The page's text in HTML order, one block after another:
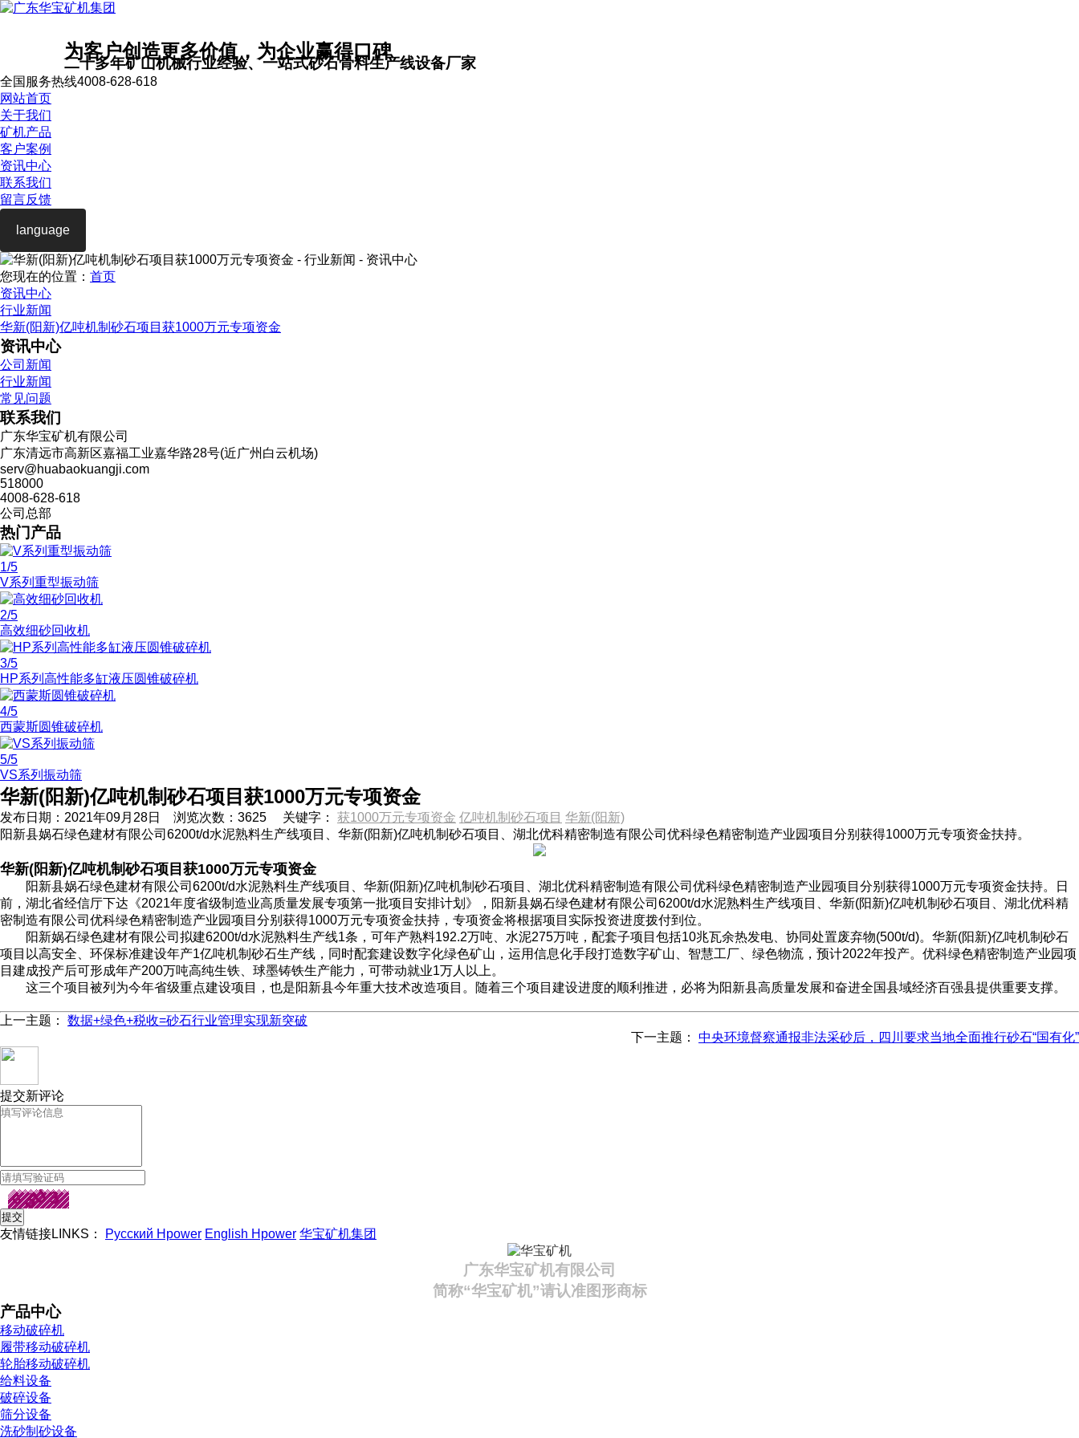
为客户创造更多价值，为企业赢得口碑
二十多年矿山机械行业经验、一站式砂石骨料生产线设备厂家
全国服务热线4008-628-618
网站首页
关于我们
矿机产品
客户案例
资讯中心
联系我们
留言反馈
language
您现在的位置： 首页
资讯中心
行业新闻
华新(阳新)亿吨机制砂石项目获1000万元专项资金
资讯中心
公司新闻
行业新闻
常见问题
联系我们
广东华宝矿机有限公司
广东清远市高新区嘉福工业嘉华路28号(近广州白云机场)
serv@huabaokuangji.com
518000
4008-628-618
公司总部
热门产品
1/5
V系列重型振动筛
2/5
高效细砂回收机
3/5
HP系列高性能多缸液压圆锥破碎机
4/5
西蒙斯圆锥破碎机
5/5
VS系列振动筛
华新(阳新)亿吨机制砂石项目获1000万元专项资金
发布日期： 2021年09月28日 浏览次数： 3625 关键字： 获1000万元专项资金 亿吨机制砂石项目 华新(阳新)
阳新县娲石绿色建材有限公司6200t/d水泥熟料生产线项目、华新(阳新)亿吨机制砂石项目、湖北优科精密制造有限公司优科绿色精密制造产业园项目分别获得1000万元专项资金扶持。
华新(阳新)亿吨机制砂石项目获1000万元专项资金
阳新县娲石绿色建材有限公司6200t/d水泥熟料生产线项目、华新(阳新)亿吨机制砂石项目、湖北优科精密制造有限公司优科绿色精密制造产业园项目分别获得1000万元专项资金扶持。日
前，湖北省经信厅下达《2021年度省级制造业高质量发展专项第一批项目安排计划》，阳新县娲石绿色建材有限公司6200t/d水泥熟料生产线项目、华新(阳新)亿吨机制砂石项目、湖北优科精
密制造有限公司优科绿色精密制造产业园项目分别获得1000万元专项资金扶持，专项资金将根据项目实际投资进度拨付到位。
阳新娲石绿色建材有限公司拟建6200t/d水泥熟料生产线1条，可年产熟料192.2万吨、水泥275万吨，配套子项目包括10兆瓦余热发电、协同处置废弃物(500t/d)。华新(阳新)亿吨机制砂石
项目以高安全、环保标准建设年产1亿吨机制砂石生产线，同时配套建设数字化绿色矿山，运用信息化手段打造数字矿山、智慧工厂、绿色物流，预计2022年投产。优科绿色精密制造产业园项
目建成投产后可形成年产200万吨高纯生铁、球墨铸铁生产能力，可带动就业1万人以上。
这三个项目被列为今年省级重点建设项目，也是阳新县今年重大技术改造项目。随着三个项目建设进度的顺利推进，必将为阳新县高质量发展和奋进全国县域经济百强县提供重要支撑。
上一主题： 数据+绿色+税收=砂石行业管理实现新突破
下一主题： 中央环境督察通报非法采砂后，四川要求当地全面推行砂石“国有化”
提交新评论
友情链接LINKS： Русский Hpower English Hpower 华宝矿机集团
广东华宝矿机有限公司
简称“华宝矿机”请认准图形商标
产品中心
移动破碎机
履带移动破碎机
轮胎移动破碎机
给料设备
破碎设备
筛分设备
洗砂制砂设备